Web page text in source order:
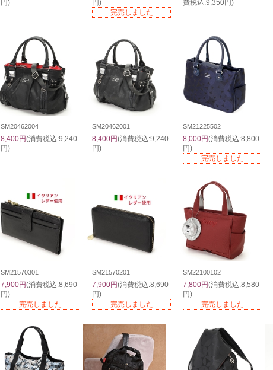
円)
円)
完売しました
費税込:9,350円)
SM20462004
8,400円(消費税込:9,240
円)
SM20462001
8,400円(消費税込:9,240
円)
SM21225502
8,000円(消費税込:8,800
円)
完売しました
SM21570301
7,900円(消費税込:8,690
円)
完売しました
SM21570201
7,900円(消費税込:8,690
円)
完売しました
SM22100102
7,800円(消費税込:8,580
円)
完売しました